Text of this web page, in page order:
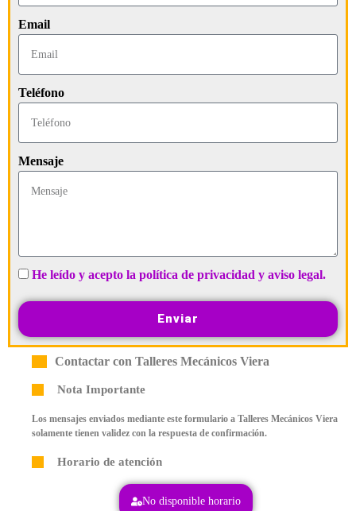
Email
Teléfono
Mensaje
He leído y acepto la política de privacidad y aviso legal.
Enviar
Contactar con Talleres Mecánicos Viera
Nota Importante
Los mensajes enviados mediante este formulario a Talleres Mecánicos Viera
solamente tienen validez con la respuesta de confirmación.
Horario de atención
No disponible horario